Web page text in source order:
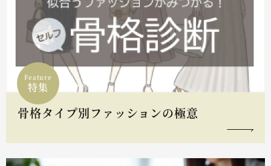
Feature
特集
骨格タイプ別ファッションの極意